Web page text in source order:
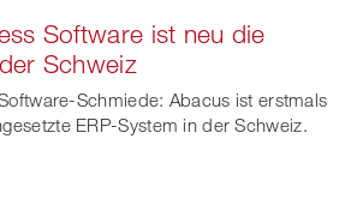
Software ist neu die
Schweiz
Schmiede: Abacus ist erstmals
ERP-System in der Schweiz.